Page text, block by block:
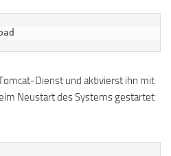
Dienst und aktivierst ihn mit
Neustart des Systems gestartet